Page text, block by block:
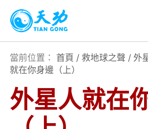
主
當前位置： 首頁 / 救地球之聲 / 外
就在你身邊（上）
外星人就在